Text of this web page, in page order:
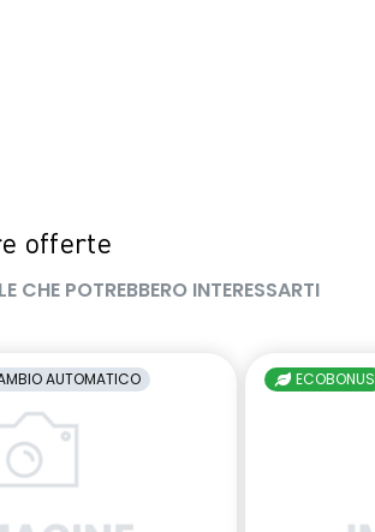
offerte
CHE POTREBBERO INTERESSARTI
AUTOMATICO ECOBONUS